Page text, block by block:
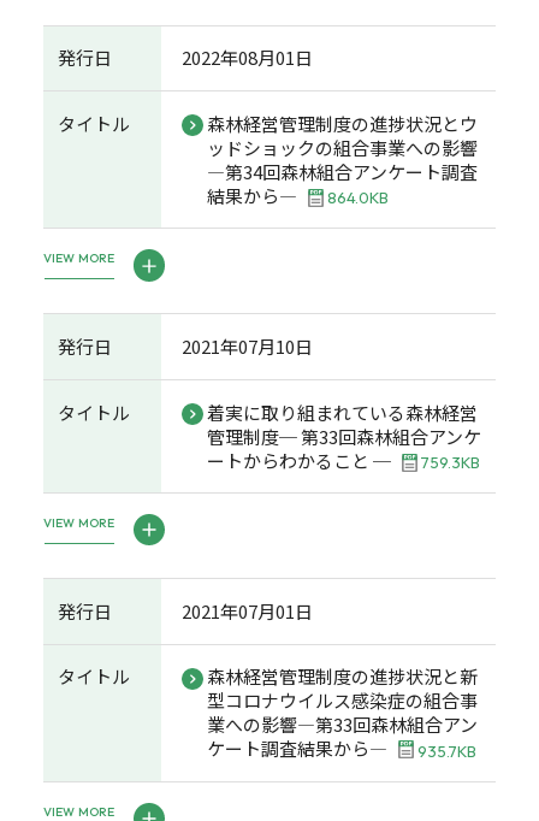
発行日 2022年08月01日
タイトル
森林経営管理制度の進捗状況とウ
ッドショックの組合事業への影響
―第34回森林組合アンケート調査
結果から―
864.0KB
VIEW MORE
発行日 2021年07月10日
タイトル
着実に取り組まれている森林経営
管理制度─ 第33回森林組合アンケ
ートからわかること ─
759.3KB
VIEW MORE
発行日 2021年07月01日
タイトル
森林経営管理制度の進捗状況と新
型コロナウイルス感染症の組合事
業への影響―第33回森林組合アン
ケート調査結果から―
935.7KB
VIEW MORE